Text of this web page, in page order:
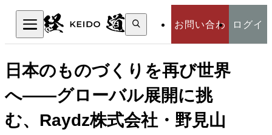
お問い合わ
せ
ログイ
検
索:
検索
日本のものづくりを再び世界
へ——グローバル展開に挑
む、Raydz株式会社・野見山